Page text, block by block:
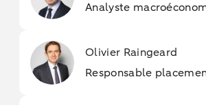
Analyste
Olivier Raingeard
Responsable